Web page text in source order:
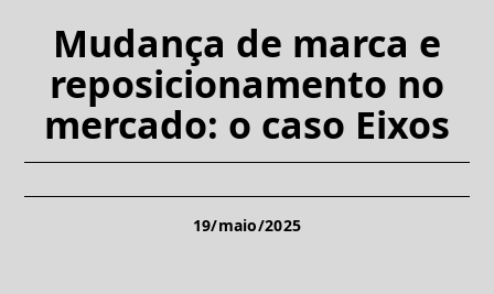
Mudança de marca e
reposicionamento no
mercado: o caso Eixos
19/maio/2025